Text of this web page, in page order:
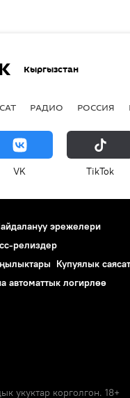
Кыргызстан
РАДИО РОССИЯ
VK ТikТоk
эрежелери
релиздер
Купуялык
автоматтык логирлөө
укуктар корголгон. 18+